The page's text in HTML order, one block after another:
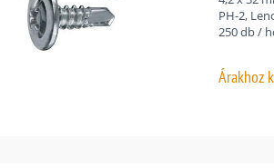
PH-2,
250 db /
Árakhoz